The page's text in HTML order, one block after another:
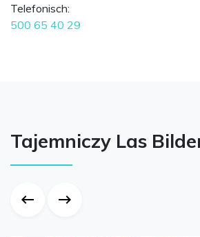
Telefonisch:
500 65 40 29
Tajemniczy Las